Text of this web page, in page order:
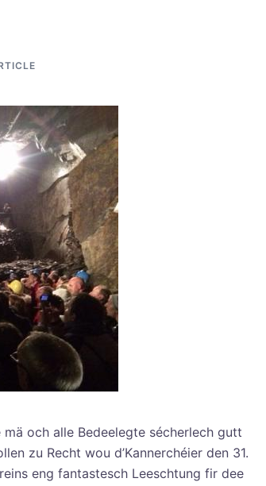
och alle Bedeelegte sécherlech gutt
zu Recht wou d’Kannerchéier den 31.
eng fantastesch Leeschtung fir dee